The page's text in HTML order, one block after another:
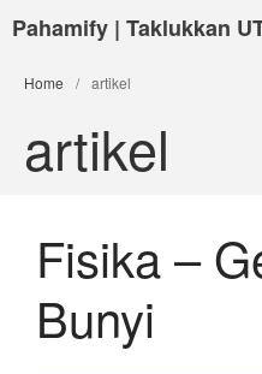
Pahamify | Taklukkan
Home / artikel
artikel
Fisika –
Bunyi